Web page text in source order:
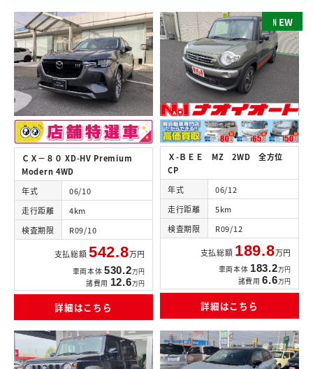
ＣＸ－８０ XD-HV Premium
Modern 4WD
年式
06/10
走行距離
4km
検査期限
R09/10
支払総額542.8万円
車両本体 530.2万円
諸費用 12.6万円
詳細はこちら
N EW
Ｘ-ＢＥＥ MZ 2WD 全方位
CP
年式
06/12
走行距離
5km
検査期限
R09/12
支払総額 189.8万円
車両本体 183.2万円
諸費用 6.6万円
詳細はこちら